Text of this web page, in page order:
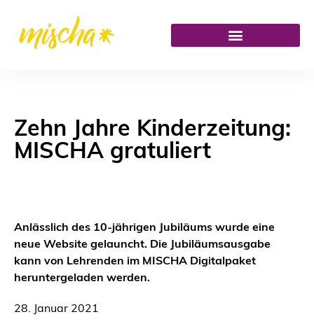
Zehn Jahre Kinderzeitung:
MISCHA gratuliert
Anlässlich des 10-jährigen Jubiläums wurde eine
neue Website gelauncht. Die Jubiläumsausgabe
kann von Lehrenden im MISCHA Digitalpaket
heruntergeladen werden.
28. Januar 2021